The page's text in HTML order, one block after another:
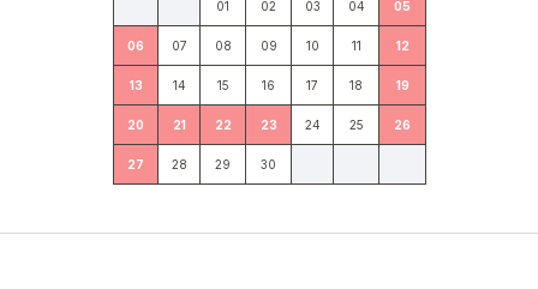
01 02 03 04 05
06 07 08 09 10 11 12
13 14 15 16 17 18 19
20 21 22 23 24 25 26
27 28 29 30